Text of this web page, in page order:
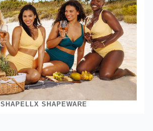
SHAPELLX SHAPEWARE